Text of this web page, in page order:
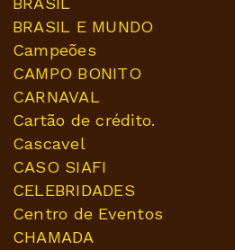
BRASIL E MUNDO
Campeões
CAMPO BONITO
CARNAVAL
Cartão de crédito.
Cascavel
CASO SIAFI
CELEBRIDADES
Centro de Eventos
CHAMADA